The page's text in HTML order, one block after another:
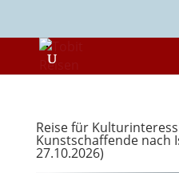
Reise für
Kunstschaffende nach
27.10.2026)